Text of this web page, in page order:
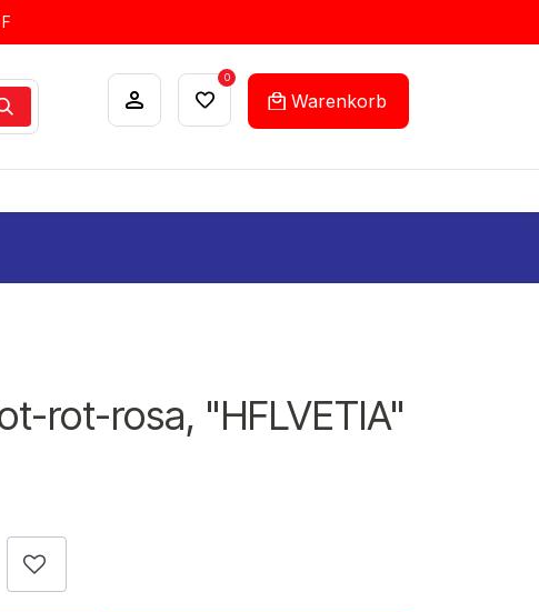
0
Warenkorb
rot-rosa, "HFLVETIA"